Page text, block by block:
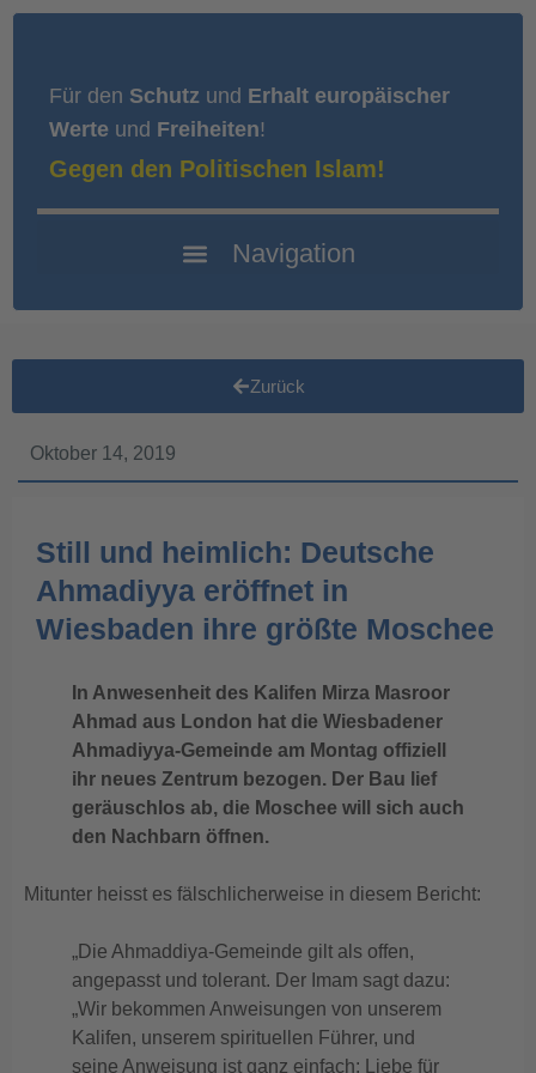
Für den Schutz und Erhalt europäischer
Werte und Freiheiten!
Gegen den Politischen Islam!
Zurück
Oktober 14, 2019
Still und heimlich: Deutsche
Ahmadiyya eröffnet in
Wiesbaden ihre größte Moschee
In Anwesenheit des Kalifen Mirza Masroor
Ahmad aus London hat die Wiesbadener
Ahmadiyya-Gemeinde am Montag offiziell
ihr neues Zentrum bezogen. Der Bau lief
geräuschlos ab, die Moschee will sich auch
den Nachbarn öffnen.
Mitunter heisst es fälschlicherweise in diesem Bericht:
„Die Ahmaddiya-Gemeinde gilt als offen,
angepasst und tolerant. Der Imam sagt dazu:
„Wir bekommen Anweisungen von unserem
Kalifen, unserem spirituellen Führer, und
seine Anweisung ist ganz einfach: Liebe für